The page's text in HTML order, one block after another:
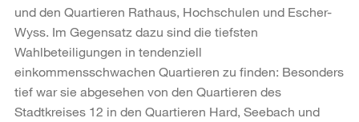
und den Quartieren Rathaus, Hochschulen und Escher-
Wyss. Im Gegensatz dazu sind die tiefsten
Wahlbeteiligungen in tendenziell
einkommensschwachen Quartieren zu finden: Besonders
tief war sie abgesehen von den Quartieren des
Stadtkreises 12 in den Quartieren Hard, Seebach und